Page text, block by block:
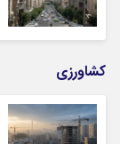
کشاورزی